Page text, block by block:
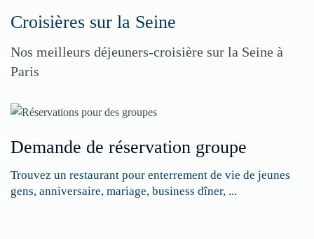
Croisières sur la Seine
Nos meilleurs déjeuners-croisière sur la Seine à
Paris
Demande de réservation groupe
Trouvez un restaurant pour enterrement de vie de jeunes
gens, anniversaire, mariage, business dîner, ...